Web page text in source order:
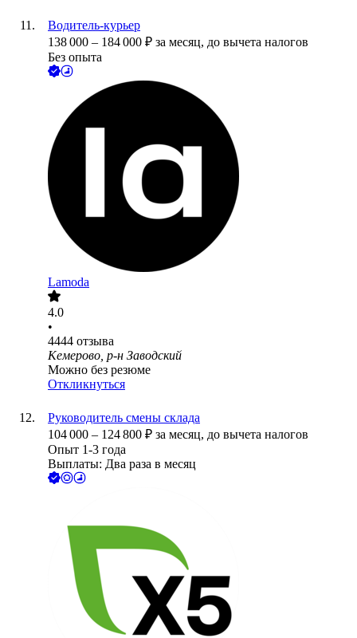
Водитель-курьер
138 000 – 184 000 ₽ за месяц, до вычета налогов
Без опыта
Lamoda
4.0
•
4444 отзыва
Кемерово, р-н Заводский
Можно без резюме
Откликнуться
Руководитель смены склада
104 000 – 124 800 ₽ за месяц, до вычета налогов
Опыт 1-3 года
Выплаты: Два раза в месяц